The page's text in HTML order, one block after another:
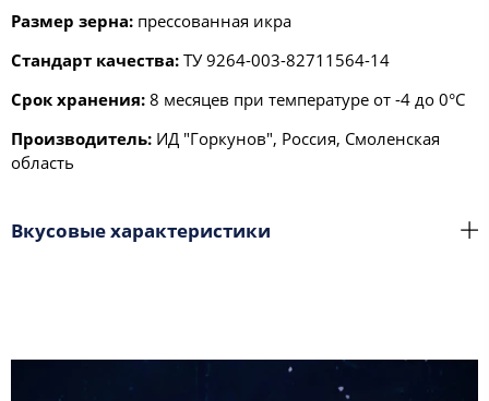
Размер зерна: прессованная икра
Стандарт качества: ТУ 9264-003-82711564-14
Срок хранения: 8 месяцев при температуре от -4 до 0°С
Производитель: ИД "Горкунов", Россия, Смоленская
область
Вкусовые характеристики